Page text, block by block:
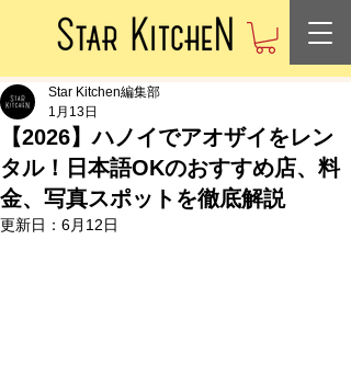
【2026】ハノイでアオザイをレン
タル！日本語OKのおすすめ店、料
金、写真スポットを徹底解説
Star Kitchen編集部
1月13日
更新日： 6月12日